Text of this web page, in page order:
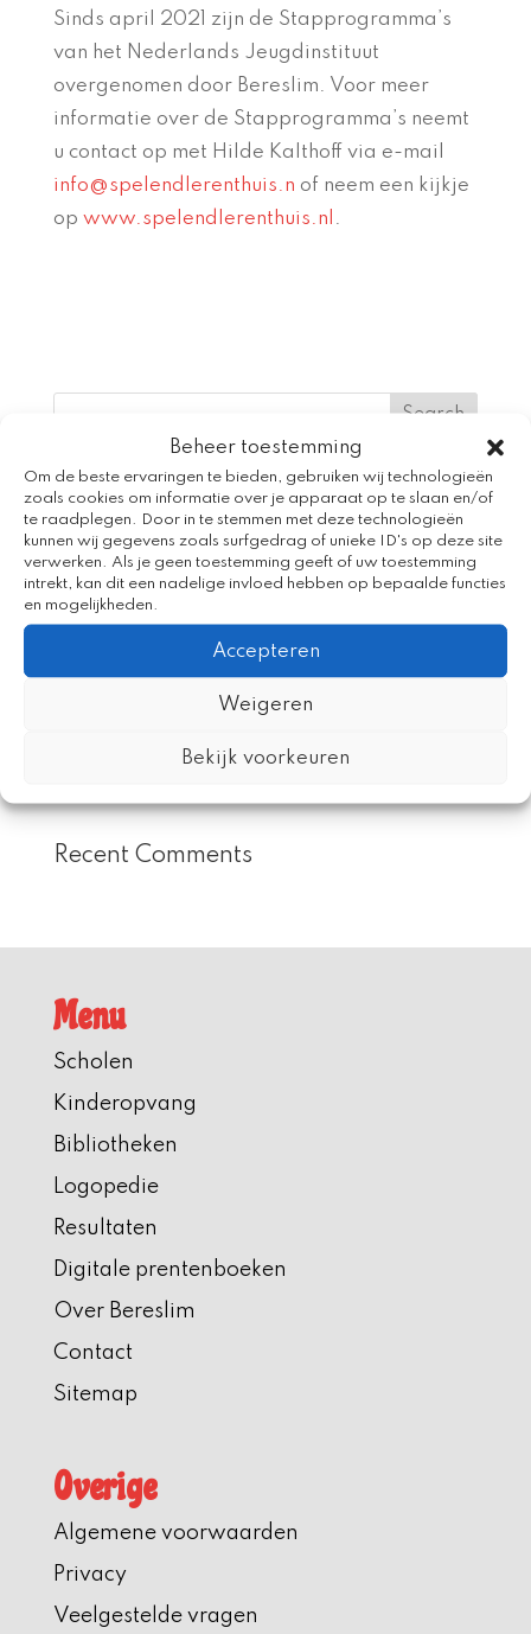
Beheer toestemming
Om de beste ervaringen te bieden, gebruiken wij technologieën
zoals cookies om informatie over je apparaat op te slaan en/of
te raadplegen. Door in te stemmen met deze technologieën
kunnen wij gegevens zoals surfgedrag of unieke ID's op deze site
verwerken. Als je geen toestemming geeft of uw toestemming
intrekt, kan dit een nadelige invloed hebben op bepaalde functies
en mogelijkheden.
Accepteren
Weigeren
Bekijk voorkeuren
Sinds april 2021 zijn de Stapprogramma’s
van het Nederlands Jeugdinstituut
overgenomen door Bereslim. Voor meer
informatie over de Stapprogramma’s neemt
u contact op met Hilde Kalthoff via e-mail
info@spelendlerenthuis.n of neem een kijkje
op www.spelendlerenthuis.nl .
Recent Posts
Creativiteit en taalplezier tijdens Spijker en
Spelweek Beijum
Voorkom de zomerdip met het
Venieuwde app Bereslim
Kleine Aap en de Voorleestrom
Kleine Aap staat centraal tijdens Nationale
Recent Comments
Menu
Scholen
Kinderopvang
Bibliotheken
Logopedie
Resultaten
Digitale prentenboeken
Over Bereslim
Contact
Sitemap
Overige
Algemene voorwaarden
Privacy
Veelgestelde vragen